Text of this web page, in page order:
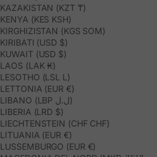
KAZAKISTAN (KZT ₸)
KENYA (KES KSH)
KIRGHIZISTAN (KGS SOM)
KIRIBATI (USD $)
KUWAIT (USD $)
LAOS (LAK ₭)
LESOTHO (LSL L)
LETTONIA (EUR €)
LIBANO (LBP ل.ل)
LIBERIA (LRD $)
LIECHTENSTEIN (CHF CHF)
LITUANIA (EUR €)
LUSSEMBURGO (EUR €)